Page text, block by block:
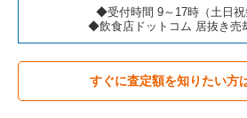
カラオケ・パブ・スナックの居抜き売却
バーの居抜き売却物件の案件一覧
居酒屋・ダイニングバーの居抜き売却物
大阪市阿倍野区の飲食店の居抜き売却物
東大阪市の飲食店の居抜き売却物件の案
吹田市の飲食店の居抜き売却物件の案件
大阪府のカフェの居抜き売却物件の案件
大阪府のテイクアウトの居抜き売却物件
大阪府のお弁当・惣菜・デリの居抜き売
◆受付時間 9～17時（土日祝
◆飲食店ドットコム 居抜き売
すぐに査定額を知りたい方